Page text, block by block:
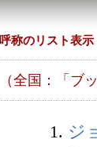
呼称のリスト表示
（全国：「ブ
1. ジ